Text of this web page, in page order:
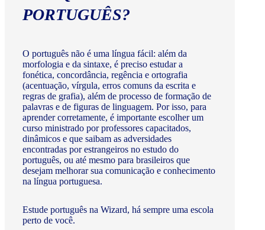
PORTUGUÊS?
O português não é uma língua fácil: além da
morfologia e da sintaxe, é preciso estudar a
fonética, concordância, regência e ortografia
(acentuação, vírgula, erros comuns da escrita e
regras de grafia), além de processo de formação de
palavras e de figuras de linguagem. Por isso, para
aprender corretamente, é importante escolher um
curso ministrado por professores capacitados,
dinâmicos e que saibam as adversidades
encontradas por estrangeiros no estudo do
português, ou até mesmo para brasileiros que
desejam melhorar sua comunicação e conhecimento
na língua portuguesa.
Estude português na Wizard, há sempre uma escola
perto de você.